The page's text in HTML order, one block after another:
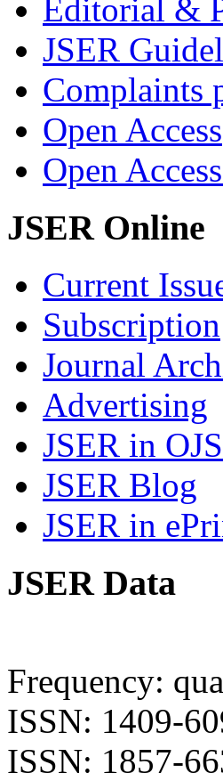
Editorial &
JSER
Complaints
Open Access
Open
JSER Online
Current
Subscription
Journal
Advertising
JSER in OJS
JSER Blog
JSER in
JSER Data
Frequency:
ISSN: 1409-
ISSN: 1857-